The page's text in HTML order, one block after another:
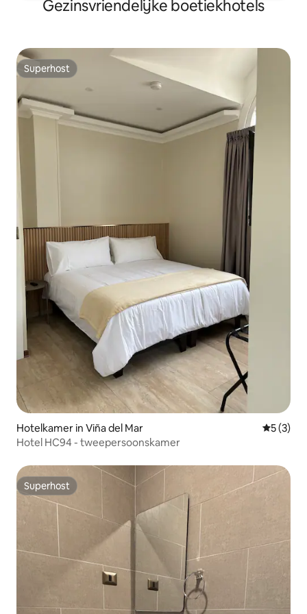
Gezinsvriendelijke boetiekhotels
Superhost
Superhost
Hotelkamer in Viña del Mar
5 (3)
Hotel HC94 - tweepersoonskamer
Superhost
Superhost